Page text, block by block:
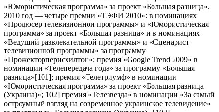
«Юмористическая программа» за проект «Большая разница».
2010 год — четыре премии «ТЭФИ 2010»: в номинациях
«Продюсер телевизионной программы» и «Юмористическая
программа» за проект «Большая разница» и в номинациях
«Ведущий развлекательной программы» и «Сценарист
телевизионной программы» за программу
«Прожекторперисхилтон»; премия «Google Trend 2009» в
номинации «Телепередача года» за программу «Большая
разница»[101]; премия «Телетриумф» в номинации
«Юмористическая программа» за проект «Большая разница
(Украина)»;[102] премия «Телезвезда» в номинации «За самый
остроумный взгляд на современное украинское телевидение»